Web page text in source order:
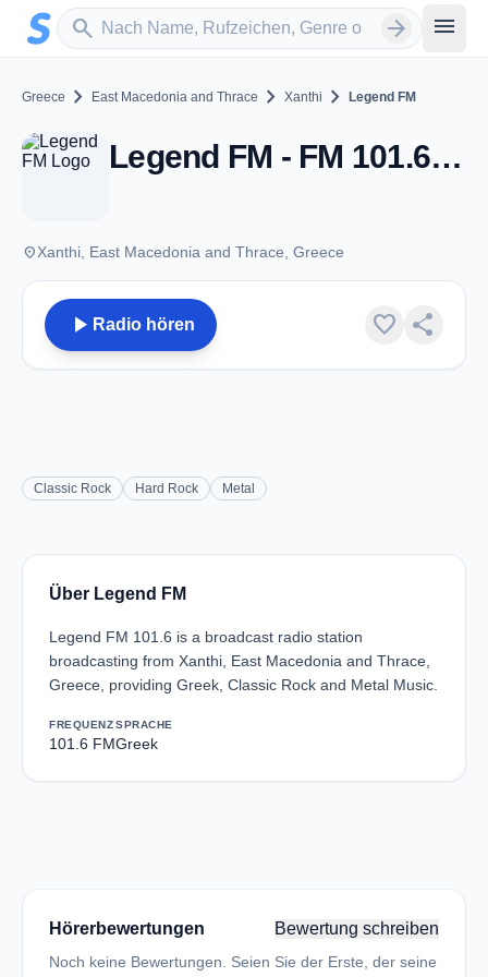
Zum Hauptinhalt springen
search
Sender suchen arrow_forward menu
Greece chevron_right East Macedonia and Thrace chevron_right Xanthi chevron_right Legend FM
Legend FM - FM 101.6 - Xanthi
placeXanthi, East Macedonia and Thrace, Greece
play_arrow Radio hören favorite share
Classic Rock Hard Rock Metal
Über Legend FM
Legend FM 101.6 is a broadcast radio station
broadcasting from Xanthi, East Macedonia and Thrace,
Greece, providing Greek, Classic Rock and Metal Music.
FREQUENZ
101.6 FM
SPRACHE
Greek
Hörerbewertungen Bewertung schreiben
Noch keine Bewertungen. Seien Sie der Erste, der seine